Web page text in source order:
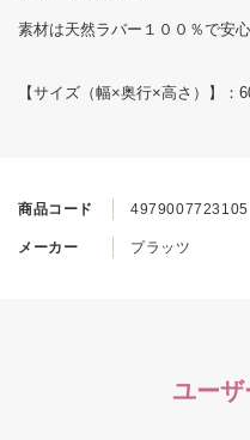
商品コード 4979007723105
メーカー プラッツ
素材は天然ラバー１００％で安
【サイズ（幅×奥行×高さ）】：
ユー